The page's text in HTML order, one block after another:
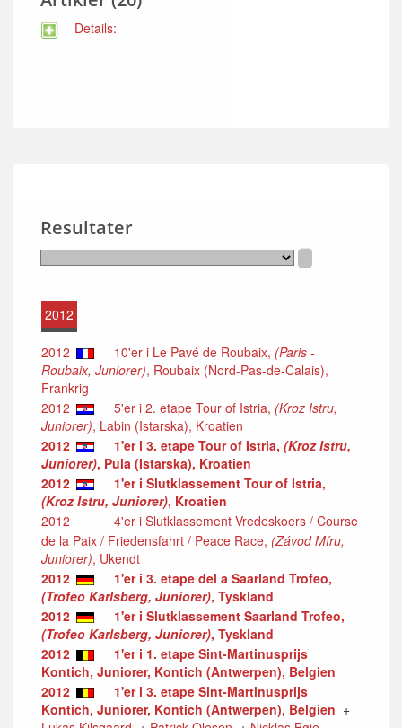
Details:
Resultater
2012
2012 10'er i Le Pavé de Roubaix, (Paris -
Roubaix, Juniorer), Roubaix (Nord-Pas-de-Calais),
Frankrig
2012
5'er i 2. etape Tour of Istria, (Kroz Istru,
Juniorer), Labin (Istarska), Kroatien
2012
1'er i 3. etape Tour of Istria, (Kroz Istru,
Juniorer), Pula (Istarska), Kroatien
2012
1'er i Slutklassement Tour of Istria,
(Kroz Istru, Juniorer), Kroatien
2012
4'er i Slutklassement Vredeskoers / Course
de la Paix / Friedensfahrt / Peace Race, (Závod Míru,
Juniorer), Ukendt
2012
1'er i 3. etape del a Saarland Trofeo,
(Trofeo Karlsberg, Juniorer), Tyskland
2012
1'er i Slutklassement Saarland Trofeo,
(Trofeo Karlsberg, Juniorer), Tyskland
2012
1'er i 1. etape Sint-Martinusprijs
Kontich, Juniorer, Kontich (Antwerpen), Belgien
2012
1'er i 3. etape Sint-Martinusprijs
Kontich, Juniorer, Kontich (Antwerpen), Belgien +